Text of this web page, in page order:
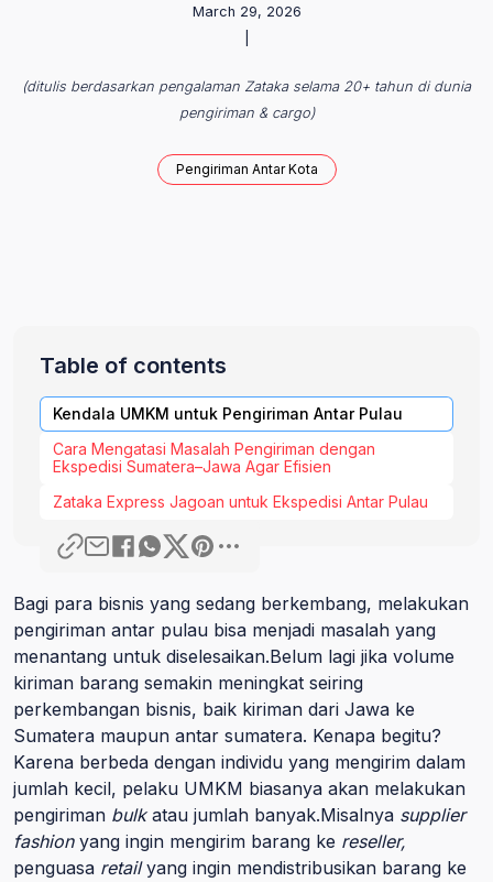
March 29, 2026
(ditulis berdasarkan pengalaman Zataka selama 20+ tahun di dunia
pengiriman & cargo)
Pengiriman Antar Kota
Bagi para bisnis yang sedang berkembang, melakukan
pengiriman antar pulau bisa menjadi masalah yang
menantang untuk diselesaikan.Belum lagi jika volume
kiriman barang semakin meningkat seiring
perkembangan bisnis, baik kiriman dari Jawa ke
Sumatera maupun antar sumatera. Kenapa begitu?
Karena berbeda dengan individu yang mengirim dalam
jumlah kecil, pelaku UMKM biasanya akan melakukan
pengiriman bulkatau jumlah banyak.Misalnya supplier
fashion yang ingin mengirim barang ke reseller,
penguasa retailyang ingin mendistribusikan barang ke
Table of contents
Kendala UMKM untuk Pengiriman Antar Pulau
Cara Mengatasi Masalah Pengiriman dengan
Ekspedisi Sumatera–Jawa Agar Efisien
Zataka Express Jagoan untuk Ekspedisi Antar Pulau